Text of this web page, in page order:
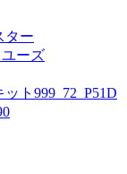
ター
ーズ
ト999_72_P51D